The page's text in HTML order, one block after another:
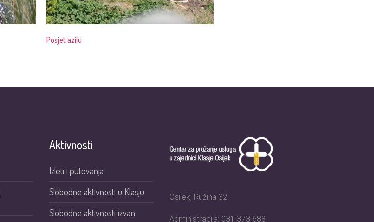
Posjet azilu
Aktivnosti
Izleti i putovanja
Slobodne aktivnosti u Klasju
Slobodne aktivnosti izvan
Osijek, Ružina 32
Administracija: 031 373 688